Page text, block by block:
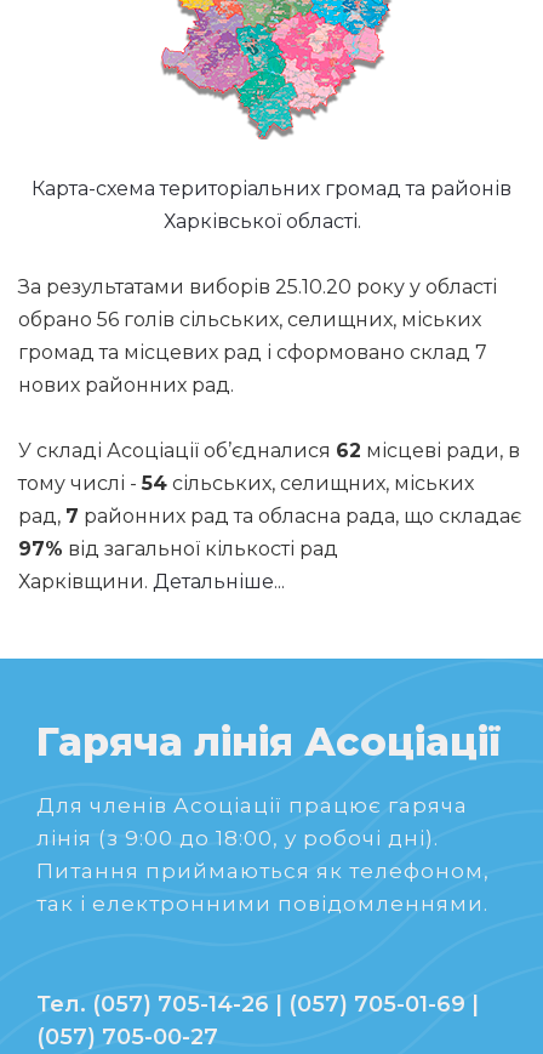
Карта-схема територіальних громад та районів
Харківської області.
За результатами виборів 25.10.20 року у області
обрано 56 голів сільських, селищних, міських
громад та місцевих рад і сформовано склад 7
нових районних рад.
У складі Асоціації об’єдналися 62 місцеві ради, в
тому числі -54 сільських, селищних, міських
рад, 7 районних рад та обласна рада, що складає
97% від загальної кількості рад
Харківщини. Детальніше...
Гаряча лінія Асоціації
Для членів Асоціації працює гаряча
лінія (з 9:00 до 18:00, у робочі дні).
Питання приймаються як телефоном,
так і електронними повідомленнями.
Тел. (057) 705-14-26 | (057) 705-01-69 |
(057) 705-00-27